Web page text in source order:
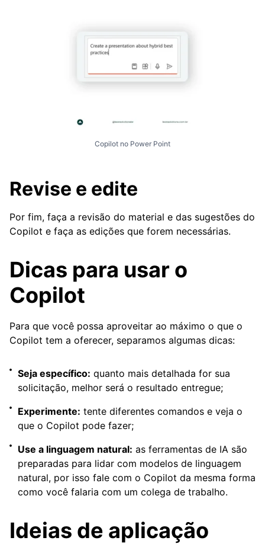
Copilot no Power Point
Revise e edite
Por fim, faça a revisão do material e das sugestões do
Copilot e faça as edições que forem necessárias.
Dicas para usar o
Copilot
Para que você possa aproveitar ao máximo o que o
Copilot tem a oferecer, separamos algumas dicas:
Seja específico: quanto mais detalhada for sua
solicitação, melhor será o resultado entregue;
Experimente: tente diferentes comandos e veja o
que o Copilot pode fazer;
Use a linguagem natural: as ferramentas de IA são
preparadas para lidar com modelos de linguagem
natural, por isso fale com o Copilot da mesma forma
como você falaria com um colega de trabalho.
Ideias de aplicação